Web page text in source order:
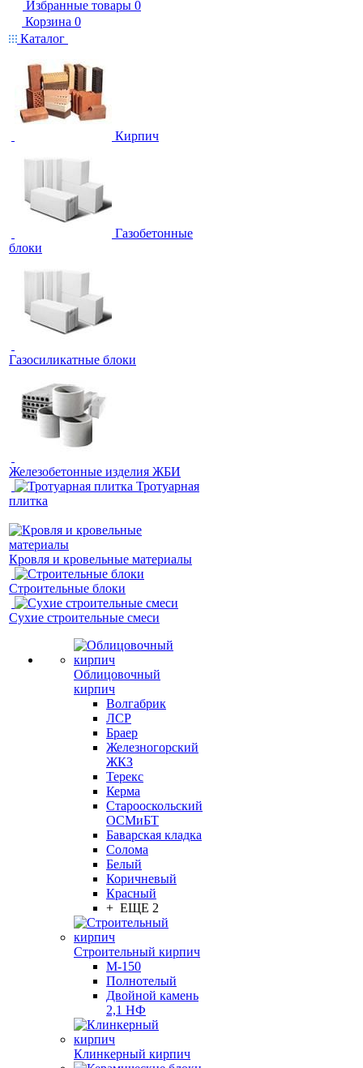
Избранные товары 0
Корзина 0
Каталог
Кирпич
Газобетонные
блоки
Газосиликатные блоки
Железобетонные изделия ЖБИ
Тротуарная
плитка
Кровля и кровельные материалы
Строительные блоки
Сухие строительные смеси
Облицовочный
кирпич
Волгабрик
ЛСР
Браер
Железногорский
ЖКЗ
Терекс
Керма
Старооскольский
ОСМиБТ
Баварская кладка
Солома
Белый
Коричневый
Красный
+ ЕЩЕ 2
Строительный кирпич
М-150
Полнотелый
Двойной камень
2,1 НФ
Клинкерный кирпич